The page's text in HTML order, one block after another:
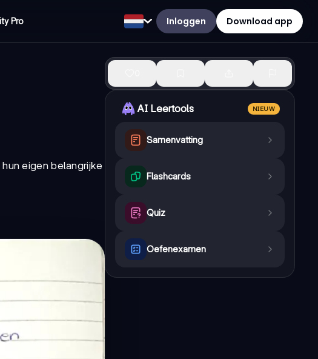
Pro Inloggen Download app
eigen belangrijke
AI Leertools NIEUW
Samenvatting
Flashcards
Quiz
Oefenexamen